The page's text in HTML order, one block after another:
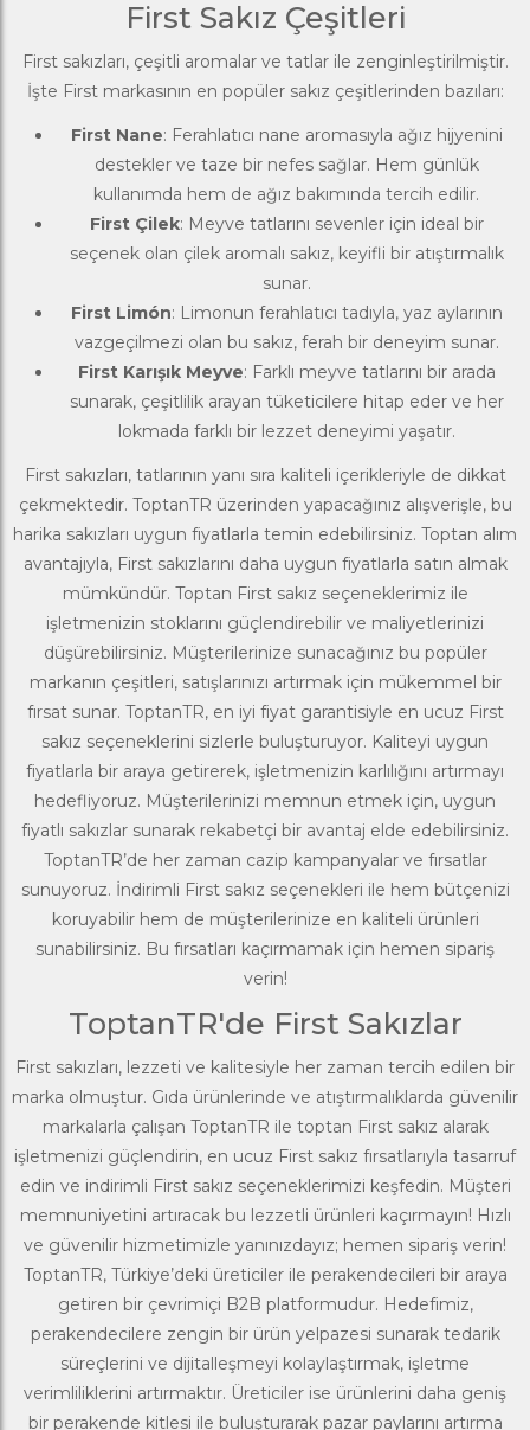
First Sakız Çeşitleri
First sakızları, çeşitli aromalar ve tatlar ile zenginleştirilmiştir.
İşte First markasının en popüler sakız çeşitlerinden bazıları:
First Nane: Ferahlatıcı nane aromasıyla ağız hijyenini
destekler ve taze bir nefes sağlar. Hem günlük
kullanımda hem de ağız bakımında tercih edilir.
First Çilek: Meyve tatlarını sevenler için ideal bir
seçenek olan çilek aromalı sakız, keyifli bir atıştırmalık
sunar.
First Limón: Limonun ferahlatıcı tadıyla, yaz aylarının
vazgeçilmezi olan bu sakız, ferah bir deneyim sunar.
First Karışık Meyve: Farklı meyve tatlarını bir arada
sunarak, çeşitlilik arayan tüketicilere hitap eder ve her
lokmada farklı bir lezzet deneyimi yaşatır.
First sakızları, tatlarının yanı sıra kaliteli içerikleriyle de dikkat
çekmektedir. ToptanTR üzerinden yapacağınız alışverişle, bu
harika sakızları uygun fiyatlarla temin edebilirsiniz. Toptan alım
avantajıyla, First sakızlarını daha uygun fiyatlarla satın almak
mümkündür. Toptan First sakız seçeneklerimiz ile
işletmenizin stoklarını güçlendirebilir ve maliyetlerinizi
düşürebilirsiniz. Müşterilerinize sunacağınız bu popüler
markanın çeşitleri, satışlarınızı artırmak için mükemmel bir
fırsat sunar. ToptanTR, en iyi fiyat garantisiyle en ucuz First
sakız seçeneklerini sizlerle buluşturuyor. Kaliteyi uygun
fiyatlarla bir araya getirerek, işletmenizin karlılığını artırmayı
hedefliyoruz. Müşterilerinizi memnun etmek için, uygun
fiyatlı sakızlar sunarak rekabetçi bir avantaj elde edebilirsiniz.
ToptanTR’de her zaman cazip kampanyalar ve fırsatlar
sunuyoruz. İndirimli First sakız seçenekleri ile hem bütçenizi
koruyabilir hem de müşterilerinize en kaliteli ürünleri
sunabilirsiniz. Bu fırsatları kaçırmamak için hemen sipariş
verin!
ToptanTR'de First Sakızlar
First sakızları, lezzeti ve kalitesiyle her zaman tercih edilen bir
marka olmuştur. Gıda ürünlerinde ve atıştırmalıklarda güvenilir
markalarla çalışan ToptanTR ile toptan First sakız alarak
işletmenizi güçlendirin, en ucuz First sakız fırsatlarıyla tasarruf
edin ve indirimli First sakız seçeneklerimizi keşfedin. Müşteri
memnuniyetini artıracak bu lezzetli ürünleri kaçırmayın! Hızlı
ve güvenilir hizmetimizle yanınızdayız; hemen sipariş verin!
ToptanTR, Türkiye’deki üreticiler ile perakendecileri bir araya
getiren bir çevrimiçi B2B platformudur. Hedefimiz,
perakendecilere zengin bir ürün yelpazesi sunarak tedarik
süreçlerini ve dijitalleşmeyi kolaylaştırmak, işletme
verimliliklerini artırmaktır. Üreticiler ise ürünlerini daha geniş
bir perakende kitlesi ile buluşturarak pazar paylarını artırma